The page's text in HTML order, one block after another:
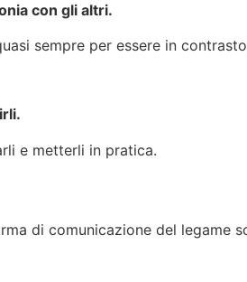
con gli altri.
sempre per essere in
e metterli in pratica.
di comunicazione del legame